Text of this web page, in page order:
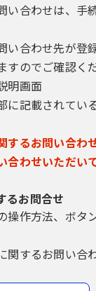
い合わせは、手
い合わせ先が登
のでご確認く
明画面
に記載されてい
るお問い合わ
合わせいただい
るお問合せ
操作方法、ボタ
関するお問い合